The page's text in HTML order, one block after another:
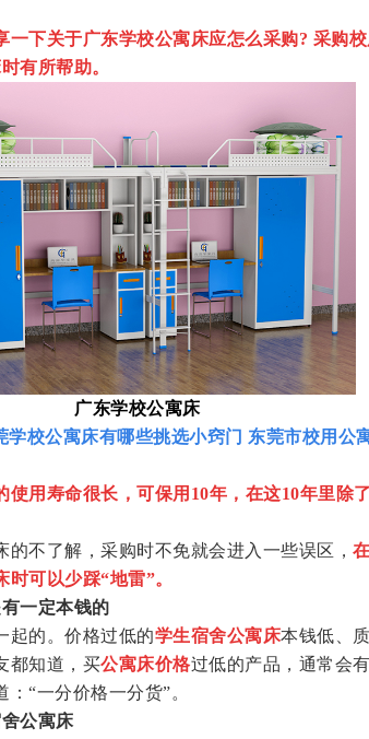
一下关于广东学校公寓床应怎么采购? 采购
有所帮助。
广东学校公寓床
学校公寓床有哪些挑选小窍门 东莞市校用公
用寿命很长，可保用10年，在这10年里除
不了解，采购时不免就会进入一些误区，
时可以少踩“地雷”。
一定本钱的
的。价格过低的学生宿舍公寓床本钱低、
都知道，买公寓床价格过低的产品，通常会
“一分价格一分货”。
公寓床